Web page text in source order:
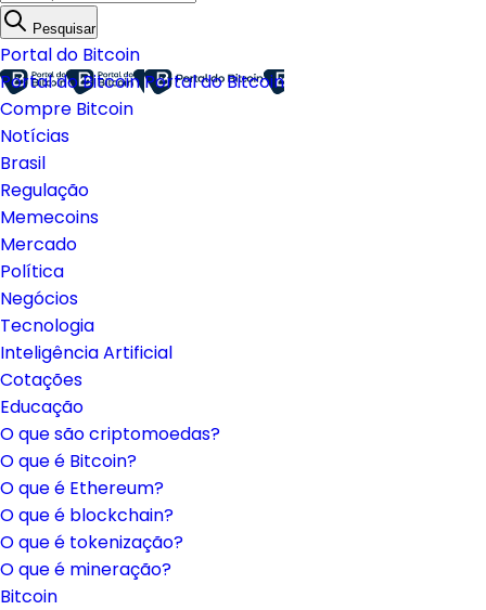
Pesquisar
Portal do Bitcoin
Portal do BitcoinPortal do Bitcoin
Compre Bitcoin
Notícias
Brasil
Regulação
Memecoins
Mercado
Política
Negócios
Tecnologia
Inteligência Artificial
Cotações
Educação
O que são criptomoedas?
O que é Bitcoin?
O que é Ethereum?
O que é blockchain?
O que é tokenização?
O que é mineração?
Bitcoin